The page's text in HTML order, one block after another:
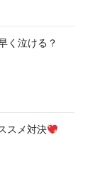
く泣ける？
スメ対決